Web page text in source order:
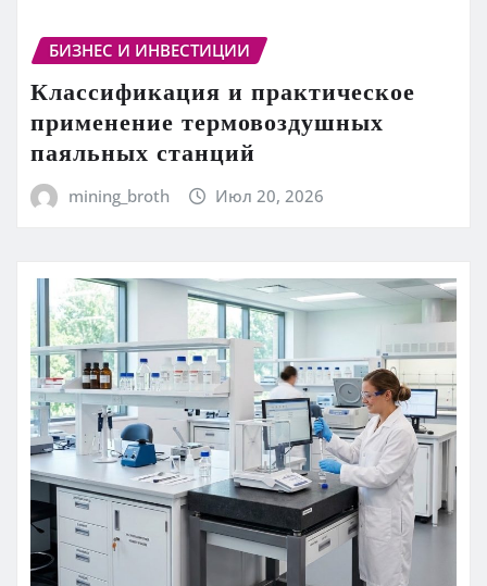
БИЗНЕС И ИНВЕСТИЦИИ
Классификация и практическое
применение термовоздушных
паяльных станций
mining_broth Июл 20, 2026